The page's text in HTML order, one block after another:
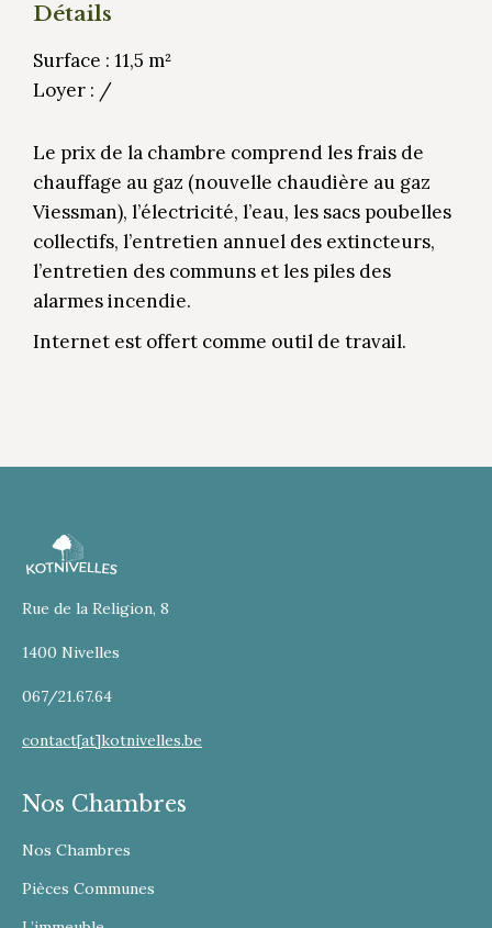
Détails
Surface : 11,5 m²
Loyer : /
Le prix de la chambre comprend les frais de
chauffage au gaz (nouvelle chaudière au gaz
Viessman), l’électricité, l’eau, les sacs poubelles
collectifs, l’entretien annuel des extincteurs,
l’entretien des communs et les piles des
alarmes incendie.
Internet est offert comme outil de travail.
Rue de la Religion, 8
1400 Nivelles
067/21.67.64
contact[at]kotnivelles.be
Nos Chambres
Nos Chambres
Pièces Communes